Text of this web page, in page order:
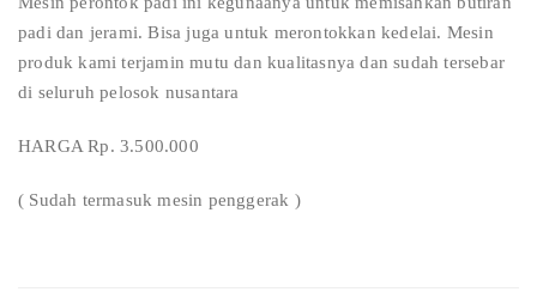
padi dan jerami. Bisa juga untuk merontokkan kedelai. Mesin
produk kami terjamin mutu dan kualitasnya dan sudah tersebar
di seluruh pelosok nusantara
HARGA Rp. 3.500.000
( Sudah termasuk mesin penggerak )